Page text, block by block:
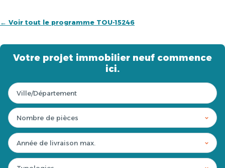
← Voir tout le programme TOU-15246
Votre projet immobilier neuf commence
ici.